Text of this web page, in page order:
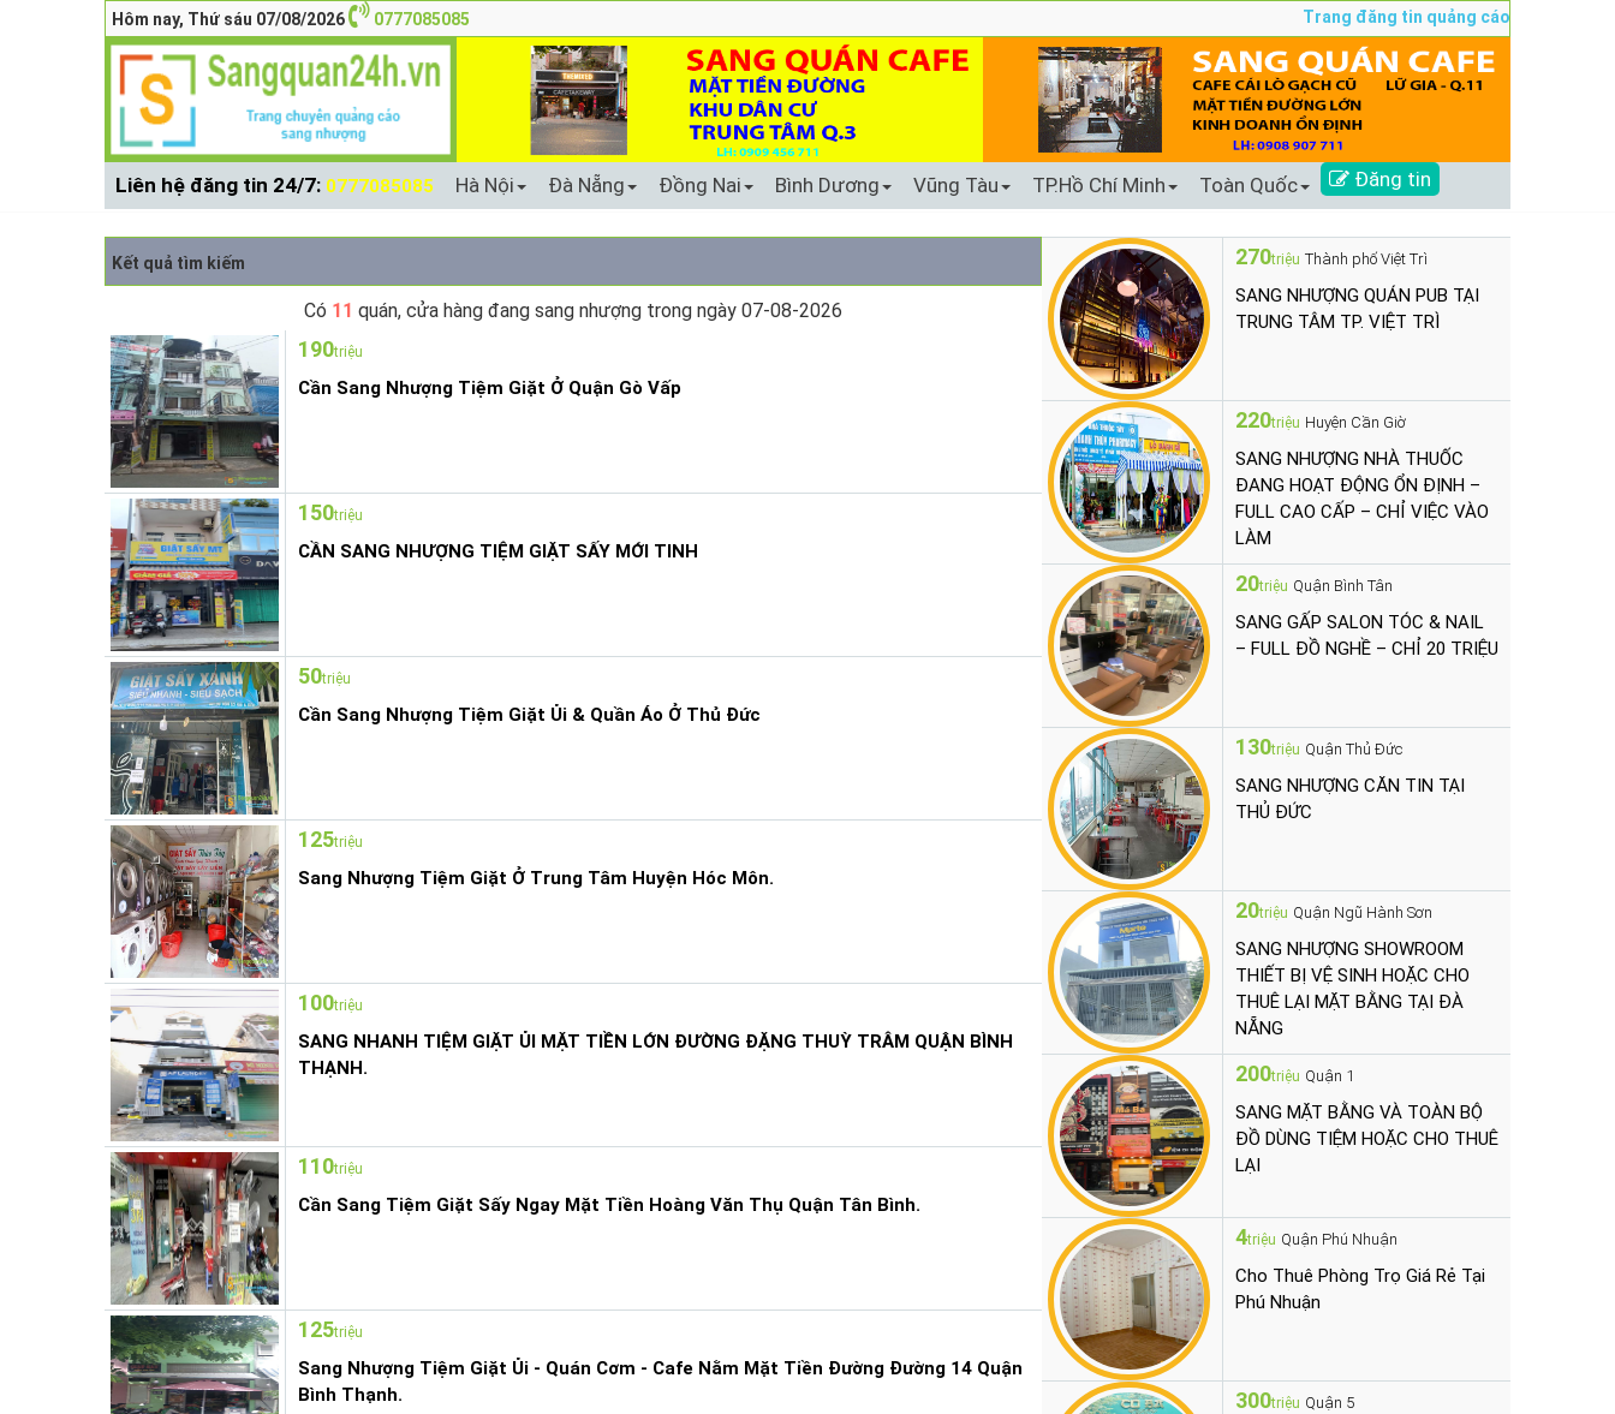
Hôm nay, Thứ sáu 07/08/2026 0777085085 Trang đăng tin quảng cáo sang nhượng số
Liên hệ đăng tin 24/7: 0777085085 Hà Nội Đà Nẵng Đồng Nai Bình Dương Vũng Tàu TP.Hồ Chí Minh Toàn Quốc Đăng tin
Kết quả tìm kiếm
Có 11 quán, cửa hàng đang sang nhượng trong ngày 07-08-2026
190triệu
Cần Sang Nhượng Tiệm Giặt Ở Quận Gò Vấp
150triệu
CẦN SANG NHƯỢNG TIỆM GIẶT SẤY MỚI TINH
50triệu
Cần Sang Nhượng Tiệm Giặt Ủi & Quần Áo Ở Thủ Đức
125triệu
Sang Nhượng Tiệm Giặt Ở Trung Tâm Huyện Hóc Môn.
100triệu
SANG NHANH TIỆM GIẶT ỦI MẶT TIỀN LỚN ĐƯỜNG ĐẶNG THUỲ TRÂM QUẬN BÌNH
THẠNH.
110triệu
Cần Sang Tiệm Giặt Sấy Ngay Mặt Tiền Hoàng Văn Thụ Quận Tân Bình.
125triệu
Sang Nhượng Tiệm Giặt Ủi - Quán Cơm - Cafe Nằm Mặt Tiền Đường Đường 14 Quận
Bình Thạnh.
270triệu Thành phố Việt Trì
SANG NHƯỢNG QUÁN PUB TẠI
TRUNG TÂM TP. VIỆT TRÌ
220triệu Huyện Cần Giờ
SANG NHƯỢNG NHÀ THUỐC
ĐANG HOẠT ĐỘNG ỔN ĐỊNH –
FULL CAO CẤP – CHỈ VIỆC VÀO
LÀM
20triệu Quận Bình Tân
SANG GẤP SALON TÓC & NAIL
– FULL ĐỒ NGHỀ – CHỈ 20 TRIỆU
130triệu Quận Thủ Đức
SANG NHƯỢNG CĂN TIN TẠI
THỦ ĐỨC
20triệu Quận Ngũ Hành Sơn
SANG NHƯỢNG SHOWROOM
THIẾT BỊ VỆ SINH HOẶC CHO
THUÊ LẠI MẶT BẰNG TẠI ĐÀ
NẴNG
200triệu Quận 1
SANG MẶT BẰNG VÀ TOÀN BỘ
ĐỒ DÙNG TIỆM HOẶC CHO THUÊ
LẠI
4triệu Quận Phú Nhuận
Cho Thuê Phòng Trọ Giá Rẻ Tại
Phú Nhuận
300triệu Quận 5